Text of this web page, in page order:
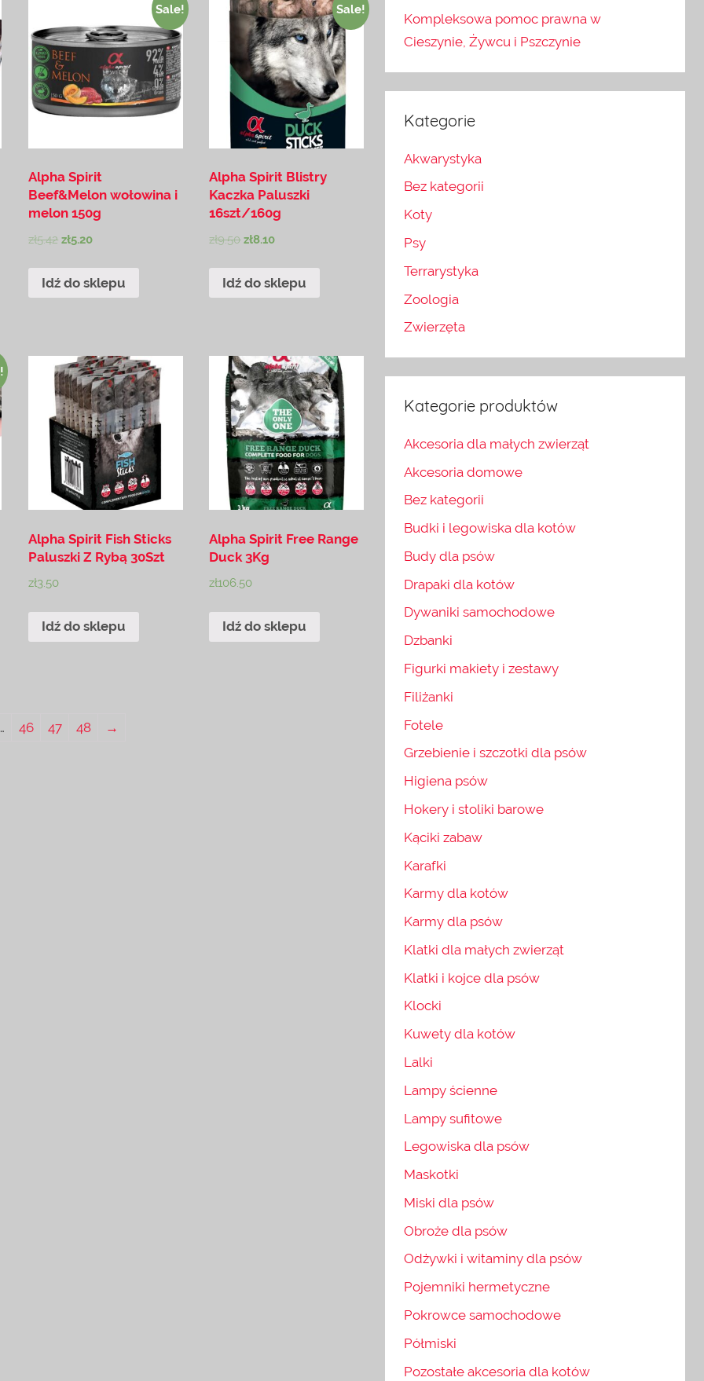
Sale!
Alpha Spirit
Beef&Melon wołowina i
melon 150g
zł5.42 zł5.20
Idź do sklepu
Sale!
Alpha Spirit Blistry
Kaczka Paluszki
16szt/160g
zł9.50 zł8.10
Idź do sklepu
Alpha Spirit Fish Sticks
Paluszki Z Rybą 30Szt
zł3.50
Idź do sklepu
Alpha Spirit Free Range
Duck 3Kg
zł106.50
Idź do sklepu
… 46 47 48 →
Kompleksowa pomoc prawna w
Cieszynie, Żywcu i Pszczynie
Kategorie
Akwarystyka
Bez kategorii
Koty
Psy
Terrarystyka
Zoologia
Zwierzęta
Kategorie produktów
Akcesoria dla małych zwierząt
Akcesoria domowe
Bez kategorii
Budki i legowiska dla kotów
Budy dla psów
Drapaki dla kotów
Dywaniki samochodowe
Dzbanki
Figurki makiety i zestawy
Filiżanki
Fotele
Grzebienie i szczotki dla psów
Higiena psów
Hokery i stoliki barowe
Kąciki zabaw
Karafki
Karmy dla kotów
Karmy dla psów
Klatki dla małych zwierząt
Klatki i kojce dla psów
Klocki
Kuwety dla kotów
Lalki
Lampy ścienne
Lampy sufitowe
Legowiska dla psów
Maskotki
Miski dla psów
Obroże dla psów
Odżywki i witaminy dla psów
Pojemniki hermetyczne
Pokrowce samochodowe
Półmiski
Pozostałe akcesoria dla kotów